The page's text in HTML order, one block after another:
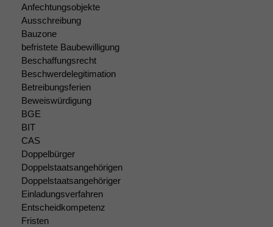
Anfechtungsobjekte
Ausschreibung
Bauzone
befristete Baubewilligung
Beschaffungsrecht
Beschwerdelegitimation
Betreibungsferien
Beweiswürdigung
BGE
BIT
CAS
Doppelbürger
Doppelstaatsangehörigen
Doppelstaatsangehöriger
Einladungsverfahren
Entscheidkompetenz
Fristen